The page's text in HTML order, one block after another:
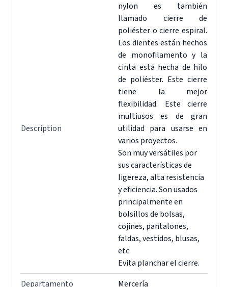
Description
nylon es también
llamado cierre de
poliéster o cierre espiral.
Los dientes están hechos
de monofilamento y la
cinta está hecha de hilo
de poliéster. Este cierre
tiene la mejor
flexibilidad. Este cierre
multiusos es de gran
utilidad para usarse en
varios proyectos.
Son muy versátiles por
sus características de
ligereza, alta resistencia
y eficiencia. Son usados
principalmente en
bolsillos de bolsas,
cojines, pantalones,
faldas, vestidos, blusas,
etc.
Evita planchar el cierre.
Departamento
Mercería